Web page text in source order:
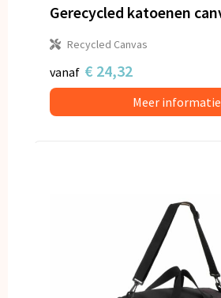
Recycled Canvas
vanaf € 24,32
Meer informatie